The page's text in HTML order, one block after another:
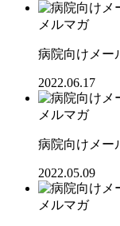
メルマガ
病院向けメー
2022.06.17
メルマガ
病院向けメー
2022.05.09
メルマガ